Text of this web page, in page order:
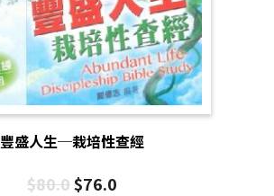
豐盛人生─栽培性查經
$80.0$76.0